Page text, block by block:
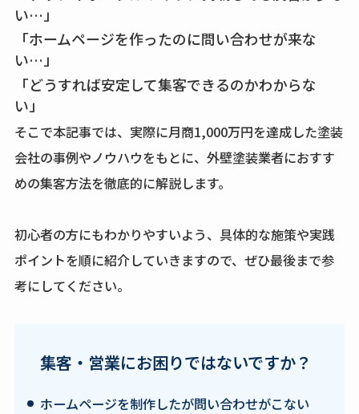
い…」
「ホームページを作ったのに問い合わせが来な
い…」
「どうすれば安定して集客できるのかわからな
い」
そこで本記事では、実際に月商1,000万円を達成した塗装
会社の事例やノウハウをもとに、外壁塗装業者におすす
めの集客方法を徹底的に解説します。
初心者の方にもわかりやすいよう、具体的な施策や実践
ポイントを順に紹介していきますので、ぜひ最後まで参
考にしてください。
集客・営業にお困りではないですか？
ホームページを制作したが問い合わせがこない